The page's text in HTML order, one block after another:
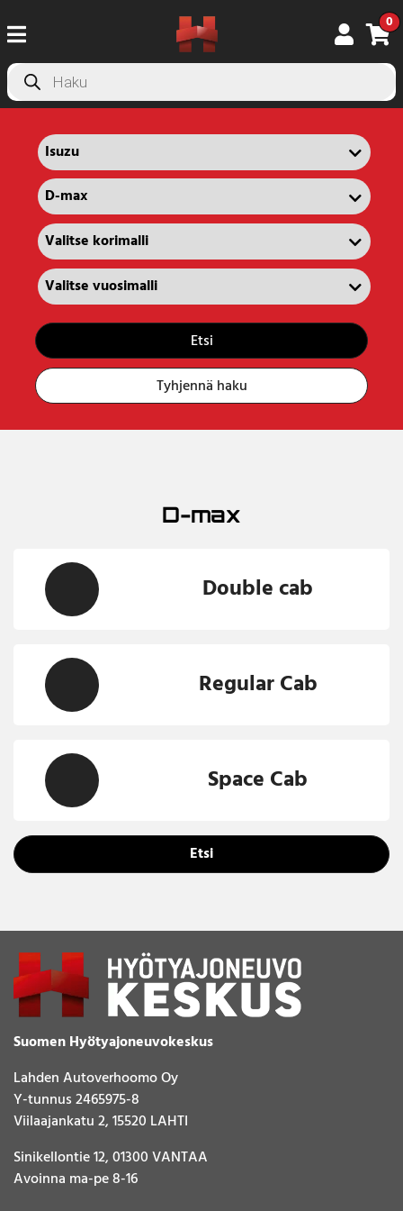
0
Products
search
Tyhjennä haku
Etsi
D-max
Double cab
Regular Cab
Space Cab
Etsi
Suomen Hyötyajoneuvokeskus
Lahden Autoverhoomo Oy
Y-tunnus 2465975-8
Viilaajankatu 2, 15520 LAHTI
Sinikellontie 12, 01300 VANTAA
Avoinna ma-pe 8-16